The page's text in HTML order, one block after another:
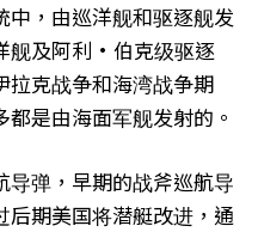
，由巡洋舰和驱逐舰发
舰及阿利·伯克级驱逐
拉克战争和海湾战争期
是由海面军舰发射的。
导弹，早期的战斧巡航导
后期美国将潜艇改进，通